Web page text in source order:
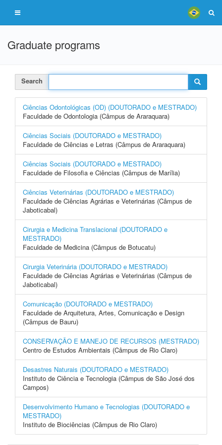
Graduate programs
Search
Ciências Odontológicas (OD) (DOUTORADO e MESTRADO)
Faculdade de Odontologia (Câmpus de Araraquara)
Ciências Sociais (DOUTORADO e MESTRADO)
Faculdade de Ciências e Letras (Câmpus de Araraquara)
Ciências Sociais (DOUTORADO e MESTRADO)
Faculdade de Filosofia e Ciências (Câmpus de Marília)
Ciências Veterinárias (DOUTORADO e MESTRADO)
Faculdade de Ciências Agrárias e Veterinárias (Câmpus de
Jaboticabal)
Cirurgia e Medicina Translacional (DOUTORADO e
MESTRADO)
Faculdade de Medicina (Câmpus de Botucatu)
Cirurgia Veterinária (DOUTORADO e MESTRADO)
Faculdade de Ciências Agrárias e Veterinárias (Câmpus de
Jaboticabal)
Comunicação (DOUTORADO e MESTRADO)
Faculdade de Arquitetura, Artes, Comunicação e Design
(Câmpus de Bauru)
CONSERVAÇÃO E MANEJO DE RECURSOS (MESTRADO)
Centro de Estudos Ambientais (Câmpus de Rio Claro)
Desastres Naturais (DOUTORADO e MESTRADO)
Instituto de Ciência e Tecnologia (Câmpus de São José dos
Campos)
Desenvolvimento Humano e Tecnologias (DOUTORADO e
MESTRADO)
Instituto de Biociências (Câmpus de Rio Claro)